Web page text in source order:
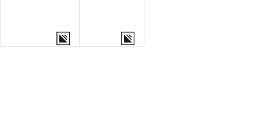
MORE OPTIONS